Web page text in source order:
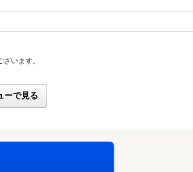
います。
ーで見る